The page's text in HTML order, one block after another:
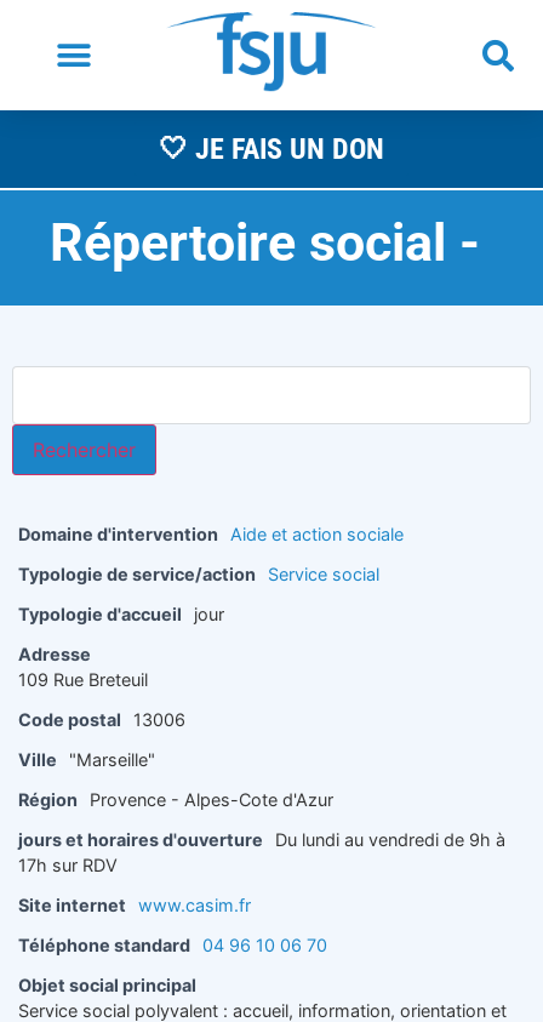
🤍 JE FAIS UN DON
Répertoire social -A
Domaine d'intervention
Aide et action sociale
Typologie de service/action
Service social
Typologie d'accueil
jour
Adresse
109 Rue Breteuil
Code postal
13006
Ville
"Marseille"
Région
Provence - Alpes-Cote d'Azur
jours et horaires d'ouverture
Du lundi au vendredi de 9h à
17h sur RDV
Site internet
www.casim.fr
Téléphone standard 04 96 10 06 70
Objet social principal
Service social polyvalent : accueil, information, orientation et